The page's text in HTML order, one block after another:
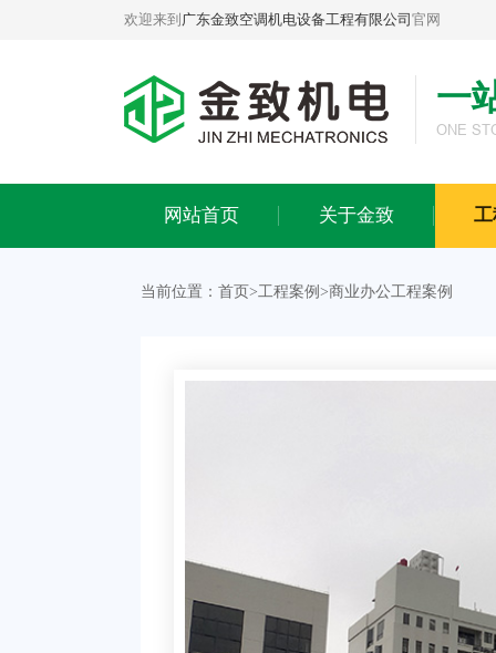
欢迎来到 广东金致空调机电设备工程有限公司 官网
一
ONE
网站首页 关于金致
关于金致
企业文化
工程案例
商业办公工程案例
当前位置： 首页 >工程案例 >商业办公工程案例